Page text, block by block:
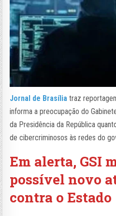
Jornal de Brasília traz
informa a preocupação do
da Presidência da República
de cibercriminosos às redes do
Em alerta, GSI
possível novo
contra o Estado